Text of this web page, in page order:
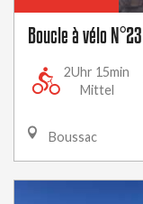
Boucle à vélo
2Uhr 15min
Mittel
Boussac